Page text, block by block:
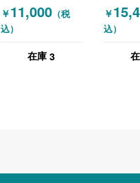
オフィスチェア 肘
付きチェア ベージ
￥11,000（税
込）
在庫 3
オフィ
付きチ
￥
込）